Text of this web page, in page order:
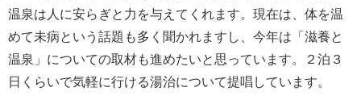
温泉は人に安らぎと力を与えてくれます。現在は、体を温
めて未病という話題も多く聞かれますし、今年は「滋養と
温泉」についての取材も進めたいと思っています。２泊３
日くらいで気軽に行ける湯治について提唱しています。